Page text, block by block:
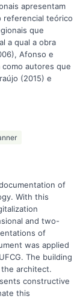
apresentam
referencial teórico
que
a qual a obra
Afonso e
autores que
(2015) e
of
With this
and two-
of
was applied
The building
architect.
constructive
this